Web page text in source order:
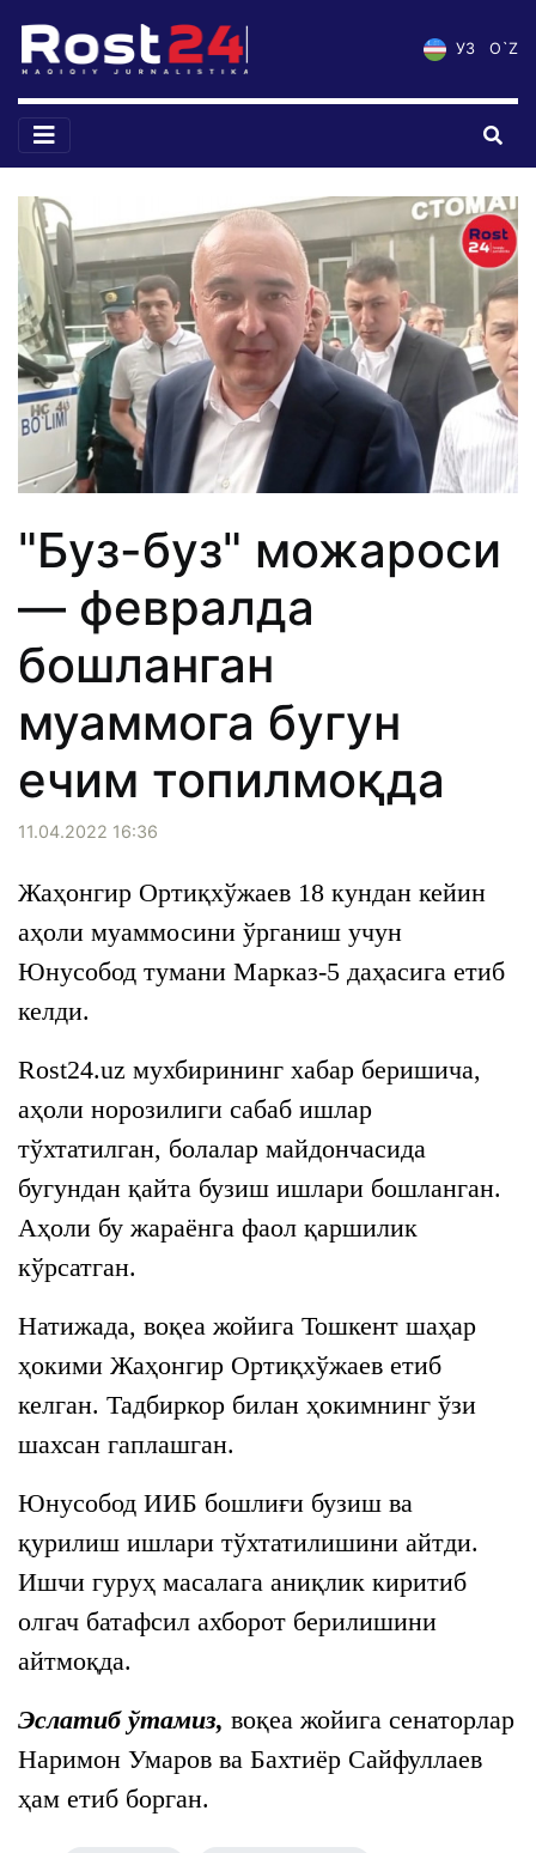
УЗ O`Z
"Буз-буз" можароси
— февралда
бошланган
муаммога бугун
ечим топилмоқда
11.04.2022 16:36
Жаҳонгир Ортиқхўжаев 18 кундан кейин
аҳоли муаммосини ўрганиш учун
Юнусобод тумани Марказ-5 даҳасига етиб
келди.
Rost24.uz мухбирининг хабар беришича,
аҳоли норозилиги сабаб ишлар
тўхтатилган, болалар майдончасида
бугундан қайта бузиш ишлари бошланган.
Аҳоли бу жараёнга фаол қаршилик
кўрсатган.
Натижада, воқеа жойига Тошкент шаҳар
ҳокими Жаҳонгир Ортиқхўжаев етиб
келган. Тадбиркор билан ҳокимнинг ўзи
шахсан гаплашган.
Юнусобод ИИБ бошлиғи бузиш ва
қурилиш ишлари тўхтатилишини айтди.
Ишчи гуруҳ масалага аниқлик киритиб
олгач батафсил ахборот берилишини
айтмоқда.
Эслатиб ўтамиз, воқеа жойига сенаторлар
Наримон Умаров ва Бахтиёр Сайфуллаев
ҳам етиб борган.